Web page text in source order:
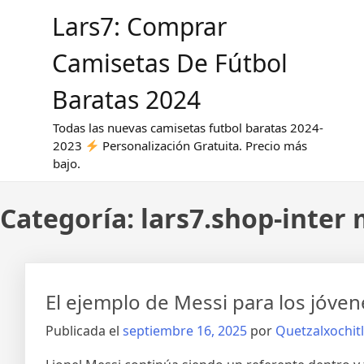
Lars7: Comprar
Camisetas De Fútbol
Baratas 2024
Todas las nuevas camisetas futbol baratas 2024-
2023
Personalización Gratuita. Precio más
bajo.
Categoría: lars7.shop-inter
El ejemplo de Messi para los
Publicada el septiembre 16, 2025 por Quetzalxochitl